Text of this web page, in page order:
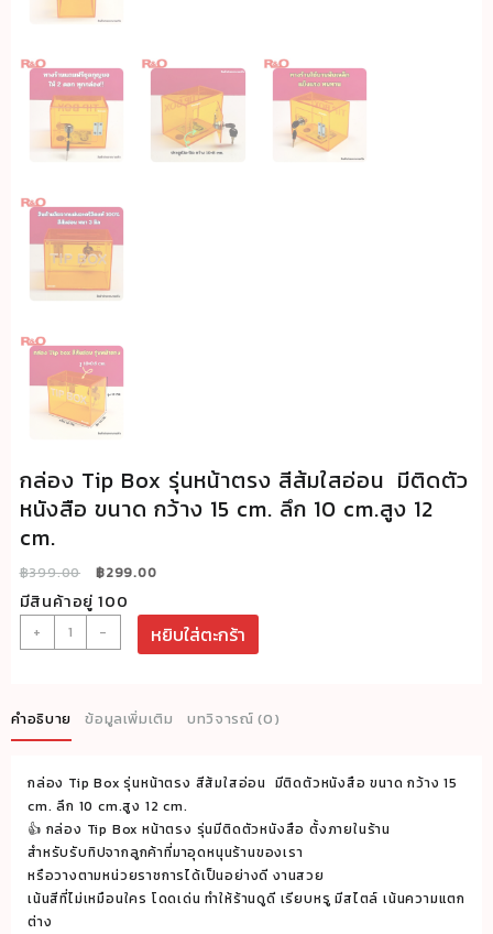
กล่อง Tip Box รุ่นหน้าตรง สีส้มใสอ่อน มีติดตัว
หนังสือ ขนาด กว้าง 15 cm. ลึก 10 cm.สูง 12
cm.
฿399.00
Original
price
was:
฿399.00.
฿299.00Current
is:
฿299.00.
มีสินค้าอยู่ 100
+
จำนวน
กล่อง
Box
รุ่น
ตรง
สี
ส้ม
ใส
อ่อน
- หยิบใส่ตะกร้า
คำอธิบาย ข้อมูลเพิ่มเติม บทวิจารณ์ (0)
กล่อง Tip Box รุ่นหน้าตรง สีส้มใสอ่อน มีติดตัวหนังสือ ขนาด กว้าง 15
cm. ลึก 10 cm.สูง 12 cm.
👍 กล่อง Tip Box หน้าตรง รุ่นมีติดตัวหนังสือ ตั้งภายในร้าน
สำหรับรับทิปจากลูกค้าที่มาอุดหนุนร้านของเรา
หรือวางตามหน่วยราชการได้เป็นอย่างดี งานสวย
เน้นสีที่ไม่เหมือนใคร โดดเด่น ทำให้ร้านดูดี เรียบหรู มีสไตล์ เน้นความแตก
ต่าง